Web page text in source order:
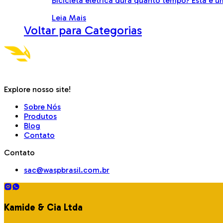
Leia Mais
Voltar para Categorias
Explore nosso site!
Sobre Nós
Produtos
Blog
Contato
Contato
sac@waspbrasil.com.br
Kamide & Cia Ltda